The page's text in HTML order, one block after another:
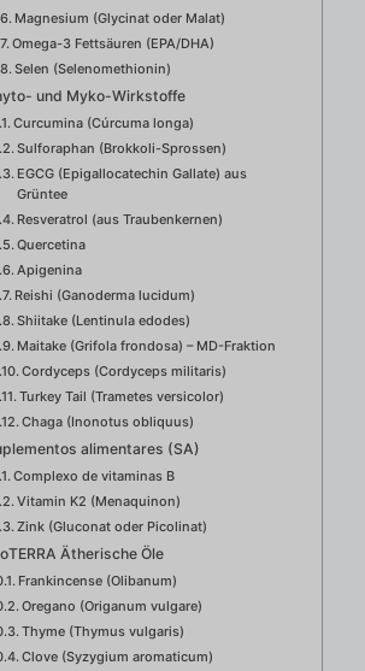
Magnesium (Glycinat oder Malat)
Omega-3 Fettsäuren (EPA/DHA)
Selen (Selenomethionin)
und Myko-Wirkstoffe
Curcumina (Cúrcuma longa)
Sulforaphan (Brokkoli-Sprossen)
EGCG (Epigallocatechin Gallate) aus
Grüntee
Resveratrol (aus Traubenkernen)
Quercetina
Apigenina
Reishi (Ganoderma lucidum)
Shiitake (Lentinula edodes)
Maitake (Grifola frondosa) – MD-Fraktion
Cordyceps (Cordyceps militaris)
Turkey Tail (Trametes versicolor)
Chaga (Inonotus obliquus)
alimentares (SA)
Complexo de vitaminas B
Vitamin K2 (Menaquinon)
Zink (Gluconat oder Picolinat)
Ätherische Öle
Frankincense (Olibanum)
Oregano (Origanum vulgare)
Thyme (Thymus vulgaris)
Clove (Syzygium aromaticum)